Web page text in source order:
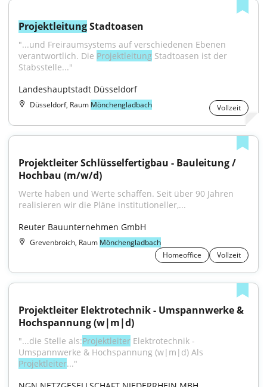
Projektleitung Stadtoasen
"...und Freiraumsystems auf verschiedenen Ebenen
verantwortlich. Die Projektleitung Stadtoasen ist der
Stabsstelle..."
Landeshauptstadt Düsseldorf
Düsseldorf, Raum Mönchengladbach Vollzeit
Projektleiter Schlüsselfertigbau - Bauleitung /
Hochbau (m/w/d)
Werte haben und Werte schaffen. Seit über 90 Jahren
realisieren wir die Pläne institutioneller,...
Reuter Bauunternehmen GmbH
Grevenbroich, Raum Mönchengladbach
Homeoffice
Vollzeit
Projektleiter Elektrotechnik - Umspannwerke &
Hochspannung (w|m|d)
"...die Stelle als:Projektleiter Elektrotechnik -
Projektleiter..."